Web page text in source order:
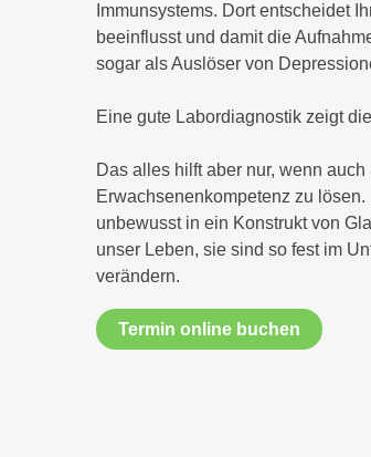
Immunsystems. Dort entscheidet
beeinflusst und damit die
sogar als Auslöser von
Eine gute Labordiagnostik zeigt
Das alles hilft aber nur, wenn
Erwachsenenkompetenz zu
unbewusst in ein Konstrukt von
unser Leben, sie sind so fest im
verändern.
Termin online buchen